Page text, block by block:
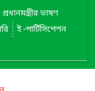
প্রধানমন্ত্রীর ভাষণ
ই -পার্টিসিপেশন